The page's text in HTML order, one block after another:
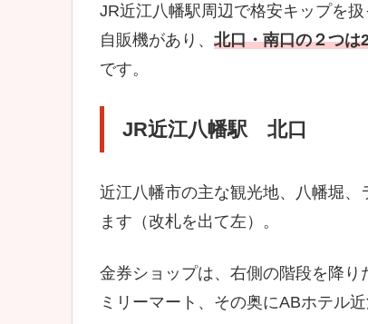
JR近江八幡駅周辺で格安キップを扱
自販機があり、 北口・南口の２つは
です。
JR近江八幡駅 北口
近江八幡市の主な観光地、八幡堀
ます（改札を出て左）。
金券ショップは、右側の階段を降
ミリーマート、その奥にABホテル